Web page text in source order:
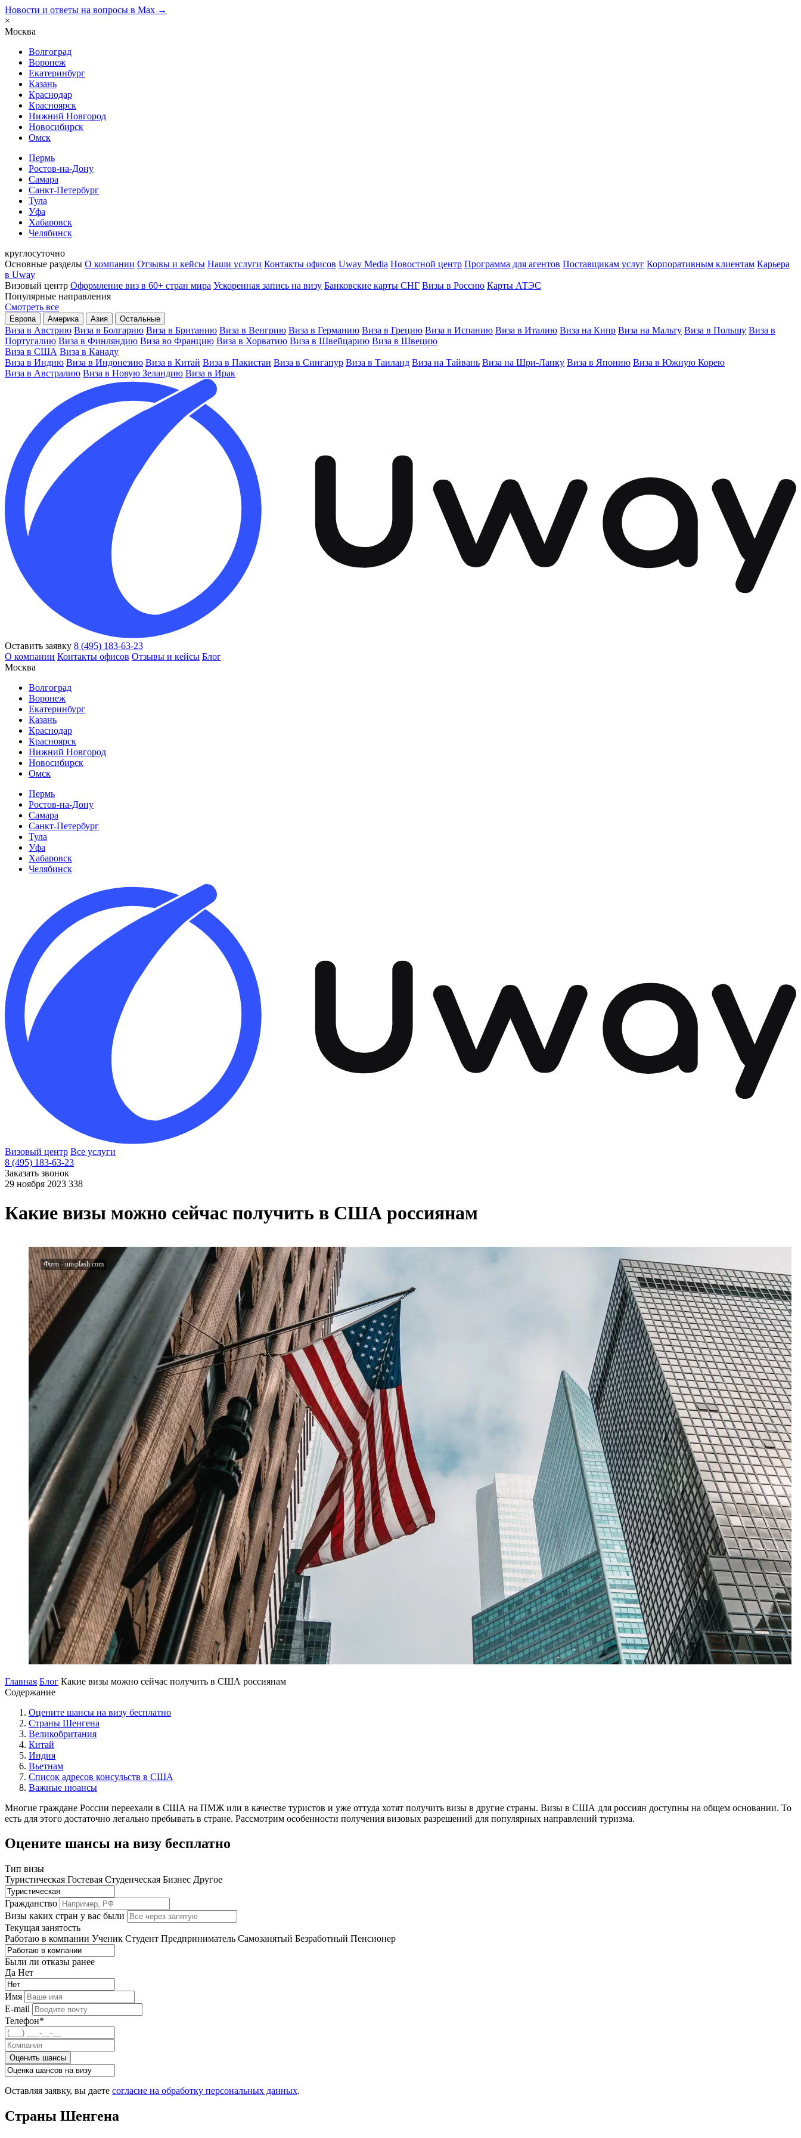
Новости и ответы на вопросы в Max →
×
Москва
Волгоград
Воронеж
Екатеринбург
Казань
Краснодар
Красноярск
Нижний Новгород
Новосибирск
Омск
Пермь
Ростов-на-Дону
Самара
Санкт-Петербург
Тула
Уфа
Хабаровск
Челябинск
круглосуточно
Основные разделы О компании Отзывы и кейсы Наши услуги Контакты офисов Uway Media Новостной центр Программа для агентов Поставщикам услуг Корпоративным клиентам Карьера
в Uway
Визовый центр Оформление виз в 60+ стран мира Ускоренная запись на визу Банковские карты СНГ Визы в Россию Карты АТЭС
Популярные направления
Смотреть все
Европа Америка Азия Остальные
Виза в Австрию Виза в Болгарию Виза в Британию Виза в Венгрию Виза в Германию Виза в Грецию Виза в Испанию Виза в Италию Виза на Кипр Виза на Мальту Виза в Польшу Виза в
Португалию Виза в Финляндию Виза во Францию Виза в Хорватию Виза в Швейцарию Виза в Швецию
Виза в США Виза в Канаду
Виза в Индию Виза в Индонезию Виза в Китай Виза в Пакистан Виза в Сингапур Виза в Таиланд Виза на Тайвань Виза на Шри-Ланку Виза в Японию Виза в Южную Корею
Виза в Австралию Виза в Новую Зеландию Виза в Ирак
Оставить заявку 8 (495) 183-63-23
О компании Контакты офисов Отзывы и кейсы Блог
Москва
Волгоград
Воронеж
Екатеринбург
Казань
Краснодар
Красноярск
Нижний Новгород
Новосибирск
Омск
Пермь
Ростов-на-Дону
Самара
Санкт-Петербург
Тула
Уфа
Хабаровск
Челябинск
Визовый центр Все услуги
8 (495) 183-63-23
Заказать звонок
29 ноября 2023 338
Какие визы можно сейчас получить в США россиянам
Главная Блог Какие визы можно сейчас получить в США россиянам
Содержание
Оцените шансы на визу бесплатно
Страны Шенгена
Великобритания
Китай
Индия
Вьетнам
Список адресов консульств в США
Важные нюансы
Многие граждане России переехали в США на ПМЖ или в качестве туристов и уже оттуда хотят получить визы в другие страны. Визы в США для россиян доступны на общем основании. То
есть для этого достаточно легально пребывать в стране. Рассмотрим особенности получения визовых разрешений для популярных направлений туризма.
Оцените шансы на визу бесплатно
Тип визы
Туристическая Гостевая Студенческая Бизнес Другое
Гражданство
Визы каких стран у вас были
Текущая занятость
Работаю в компании Ученик Студент Предприниматель Самозанятый Безработный Пенсионер
Были ли отказы ранее
Да Нет
Имя
E-mail
Телефон*
Оценить шансы
Оставляя заявку, вы даете согласие на обработку персональных данных.
Страны Шенгена